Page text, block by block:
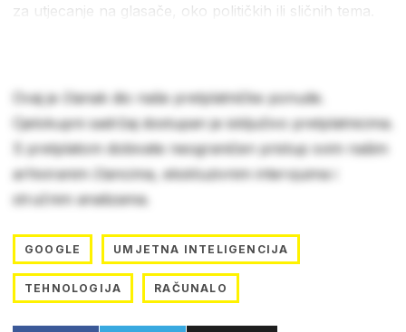
za utjecanje na glasače, oko političkih ili sličnih tema.
Ovaj je članak dio naše pretplatničke ponude.
Cjelokupni sadržaj dostupan je isključivo pretplatnicima.
S pretplatom dobivate neograničen pristup svim našim
arhiviranim člancima, ekskluzivnim intervjuima i
stručnim analizama.
GOOGLE UMJETNA INTELIGENCIJA
TEHNOLOGIJA RAČUNALO